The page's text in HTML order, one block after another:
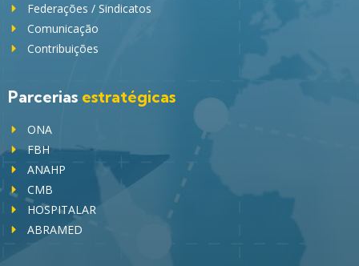
Federações / Sindicatos
Comunicação
Contribuições
Parcerias estratégicas
ONA
FBH
ANAHP
CMB
HOSPITALAR
ABRAMED